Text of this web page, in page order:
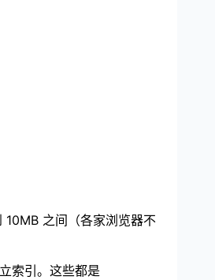
之间（各家浏览器不
索引。这些都是